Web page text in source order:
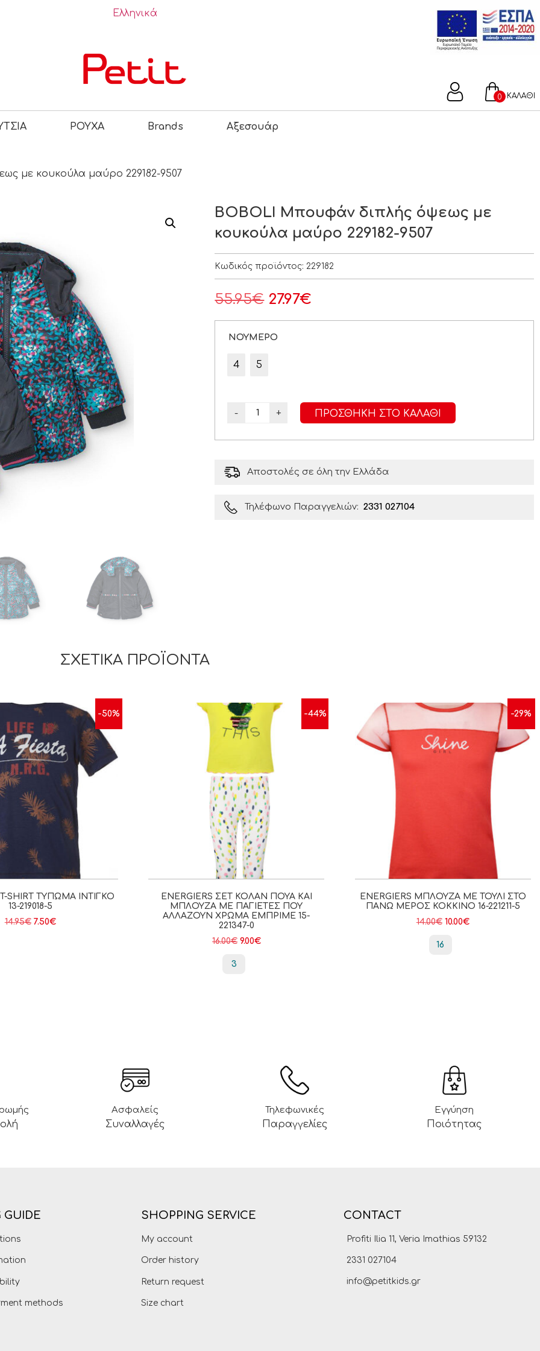
Ελληνικά
ΚΑΛΑΘΙ
0
ΡΟΥΧΑ Brands Αξεσουάρ
με κουκούλα μαύρο 229182-9507
BOBOLI Μπουφάν διπλής όψεως με
κουκούλα μαύρο 229182-9507
Κωδικός προϊόντος: 229182
55.95€ 27.97€
ΝΟΥΜΕΡΟ
4 5
- + ΠΡΟΣΘΉΚΗ ΣΤΟ ΚΑΛΆΘΙ
Αποστολές σε όλη την Ελλάδα
Τηλέφωνο Παραγγελιών: 2331 027104
ΣΧΕΤΙΚΆ ΠΡΟΪΌΝΤΑ
-50%
T-SHIRT ΤΎΠΩΜΑ ΙΝΤΙΓΚΟ
13-219018-5
14.95€ 7.50€
-44%
ENERGIERS ΣΕΤ ΚΟΛΆΝ ΠΟΥΆ ΚΑΙ
ΜΠΛΟΎΖΑ ΜΕ ΠΑΓΙΈΤΕΣ ΠΟΥ
ΑΛΛΆΖΟΥΝ ΧΡΏΜΑ ΕΜΠΡΙΜΕ 15-
221347-0
16.00€ 9.00€
3
-29%
ENERGIERS ΜΠΛΟΎΖΑ ΜΕ ΤΟΎΛΙ ΣΤΟ
ΠΆΝΩ ΜΈΡΟΣ ΚΌΚΚΙΝΟ 16-221211-5
14.00€ 10.00€
16
Ασφαλείς
Συναλλαγές
Τηλεφωνικές
Παραγγελίες
Εγγύηση
Ποιότητας
GUIDE
methods
SHOPPING SERVICE
My account
Order history
Return request
Size chart
CONTACT
Profiti Ilia 11, Veria Imathias 59132
2331 027104
info@petitkids.gr